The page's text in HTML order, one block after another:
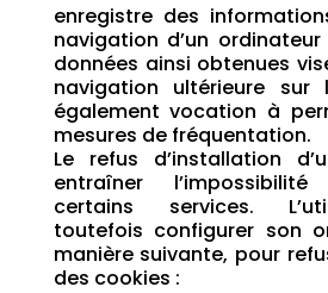
enregistre des
navigation d’un
données ainsi obtenues
navigation ultérieure
également vocation à
mesures de fréquentation.
Le refus d’installation
entraîner
certains services.
toutefois configurer son
manière suivante, pour
des cookies :